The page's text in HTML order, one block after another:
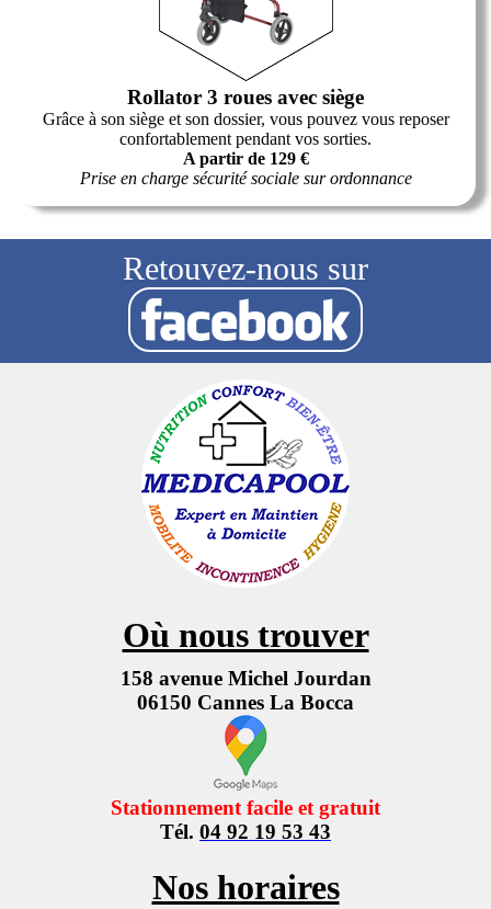
Rollator 3 roues avec siège
Grâce à son siège et son dossier, vous pouvez vous reposer
confortablement pendant vos sorties.
A partir de 129 €
Prise en charge sécurité sociale sur ordonnance
Retouvez-nous sur
Où nous trouver
158 avenue Michel Jourdan
06150 Cannes La Bocca
Stationnement facile et gratuit
Tél. 04 92 19 53 43
Nos horaires